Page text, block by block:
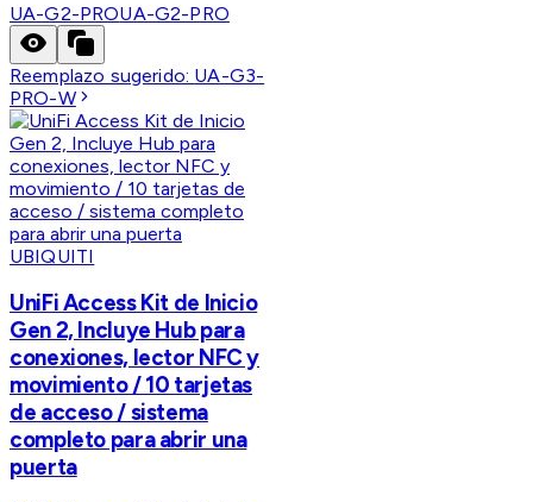
UA-G2-PROUA-G2-PRO
Reemplazo sugerido: UA-G3-
PRO-W
UBIQUITI
UniFi Access Kit de Inicio
Gen 2, Incluye Hub para
conexiones, lector NFC y
movimiento / 10 tarjetas
de acceso / sistema
completo para abrir una
puerta